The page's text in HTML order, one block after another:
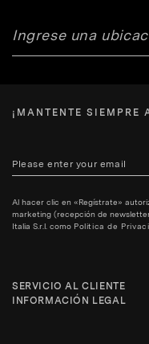
¡MANTENTE SIEMPRE
Al hacer clic en «Regístrate»
marketing (recepción de
Italia S.r.l. como Politica de
SERVICIO AL CLIENTE
INFORMACIÓN LEGAL